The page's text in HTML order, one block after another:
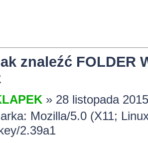
znaleźć FOLDER
» 28 listopada
Mozilla/5.0 (X11;
2.39a1